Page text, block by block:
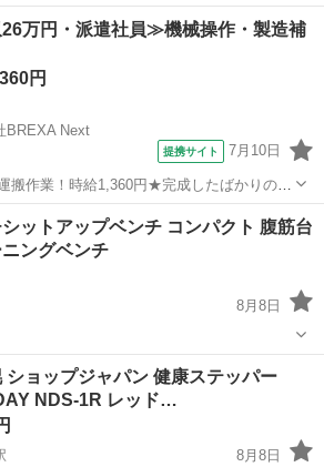
ジタルダイヤル 自動負荷調整機能 トレー
16段階負荷 マグネット式ボート漕ぎ運動マ
駅 フィットネス、トレーニング
万円・派遣社員≫機械操作・製造補
円
BREXA Next
提携サイト 7月10日
搬作業！時給1,360円★完成したばかりの新
備で1年中快適作業★日払い制度あり！マイ
料駐車場あり！休出ほぼなし！《北海道札
工場のお...
その他
ットアップベンチ コンパクト 腹筋台
ニングベンチ
8月8日
フィットネス、トレーニング
チ
ショップジャパン 健康ステッパー
NDS-1R レッド…
8月8日